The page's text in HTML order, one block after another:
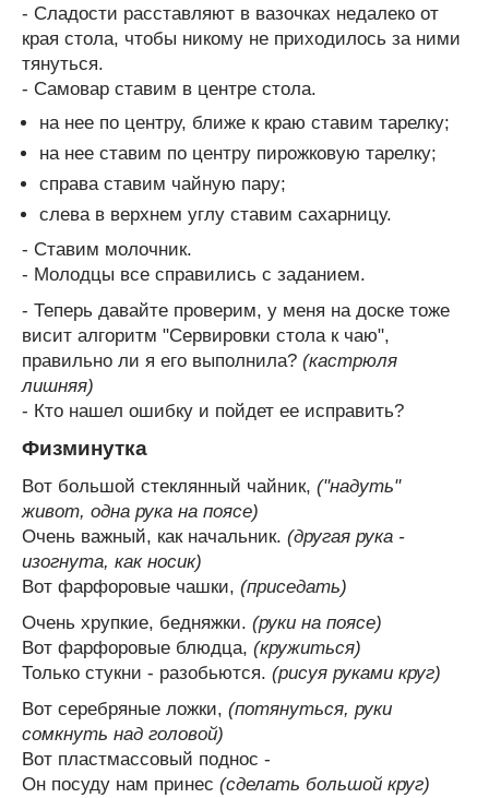
- Сладости расставляют в вазочках недалеко от
края стола, чтобы никому не приходилось за ними
тянуться.
- Самовар ставим в центре стола.
на нее по центру, ближе к краю ставим тарелку;
на нее ставим по центру пирожковую тарелку;
справа ставим чайную пару;
слева в верхнем углу ставим сахарницу.
- Ставим молочник.
- Молодцы все справились с заданием.
- Теперь давайте проверим, у меня на доске тоже
висит алгоритм "Сервировки стола к чаю",
правильно ли я его выполнила? (кастрюля
лишняя)
- Кто нашел ошибку и пойдет ее исправить?
Физминутка
Вот большой стеклянный чайник, ("надуть"
живот, одна рука на поясе)
Очень важный, как начальник. (другая рука -
изогнута, как носик)
Вот фарфоровые чашки, (приседать)
Очень хрупкие, бедняжки. (руки на поясе)
Вот фарфоровые блюдца, (кружиться)
Только стукни - разобьются. (рисуя руками круг)
Вот серебряные ложки, (потянуться, руки
сомкнуть над головой)
Вот пластмассовый поднос -
Он посуду нам принес (сделать большой круг)